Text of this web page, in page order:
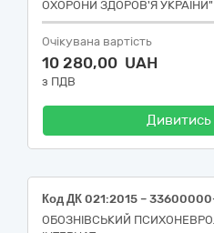
ОХОРОНИ ЗДОРОВ'Я УКРАЇНИ"
Очікувана вартість
10 280,00 UAH
з ПДВ
Дивитись
ОБОЗНІВСЬКИЙ